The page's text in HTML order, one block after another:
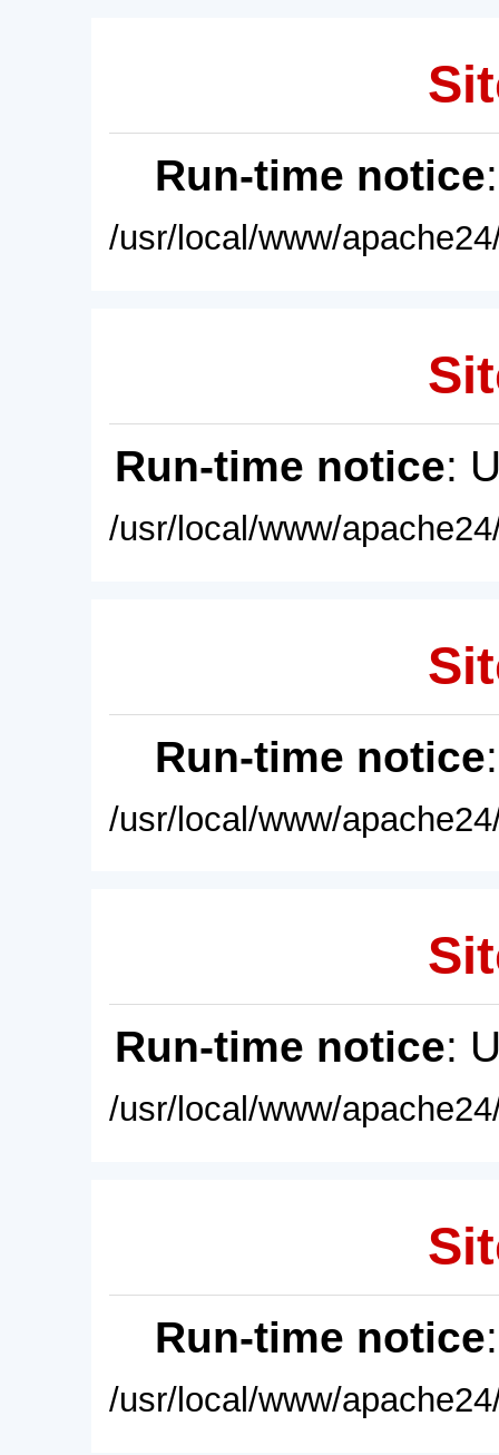
Run-time notice
/usr/local/www/
Run-time notice:
/usr/local/www/
Run-time notice
/usr/local/www/
Run-time notice:
/usr/local/www/
Run-time notice
/usr/local/www/